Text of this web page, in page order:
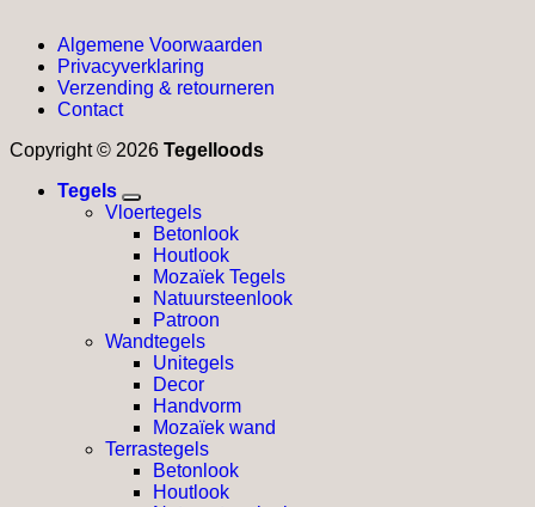
Algemene Voorwaarden
Privacyverklaring
Verzending & retourneren
Contact
Copyright © 2026 Tegelloods
Tegels
Vloertegels
Betonlook
Houtlook
Mozaïek Tegels
Natuursteenlook
Patroon
Wandtegels
Unitegels
Decor
Handvorm
Mozaïek wand
Terrastegels
Betonlook
Houtlook